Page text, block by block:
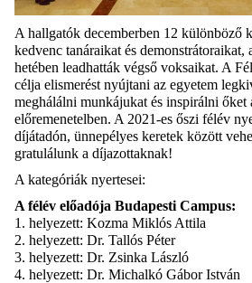
A hallgatók decemberben 12 különböző
kedvenc tanáraikat és demonstrátoraikat,
hetében leadhatták végső voksaikat. A
célja elismerést nyújtani az egyetem
meghálálni munkájukat és inspirálni őket
előremenetelben. A 2021-es őszi félév
díjátadón, ünnepélyes keretek között
gratulálunk a díjazottaknak!
A kategóriák nyertesei:
A félév előadója Budapesti Campus:
1. helyezett: Kozma Miklós Attila
2. helyezett: Dr. Tallós Péter
3. helyezett: Dr. Zsinka László
4. helyezett: Dr. Michalkó Gábor István